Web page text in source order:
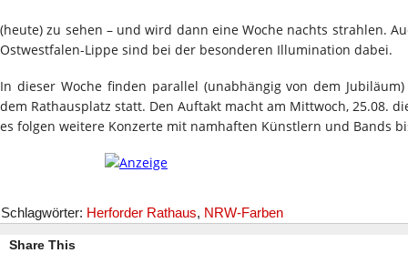
(heute) zu sehen – und wird dann eine Woche nachts strahlen.
Ostwestfalen-Lippe sind bei der besonderen Illumination dabei.
In dieser Woche finden parallel (unabhängig von dem
dem Rathausplatz statt. Den Auftakt macht am Mittwoch, 25.08.
es folgen weitere Konzerte mit namhaften Künstlern und Bands
Schlagwörter: Herforder Rathaus, NRW-Farben
Share This